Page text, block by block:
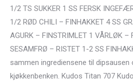
1/2 TS SUKKER 1 SS FERSK
1/2 RØD CHILI – FINHAKKET 4 SS
AGURK – FINSTRIMLET 1 VÅRLØK –
SESAMFRØ – RISTET 1-2 SS
sammen ingrediensene til dipsausen
kjøkkenbenken. Kudos Titan 707